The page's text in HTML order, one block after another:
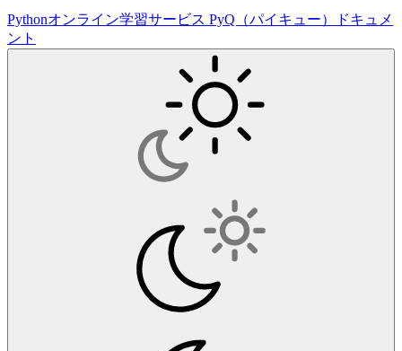
Pythonオンライン学習サービス PyQ（パイキュー）ドキュメ
ント